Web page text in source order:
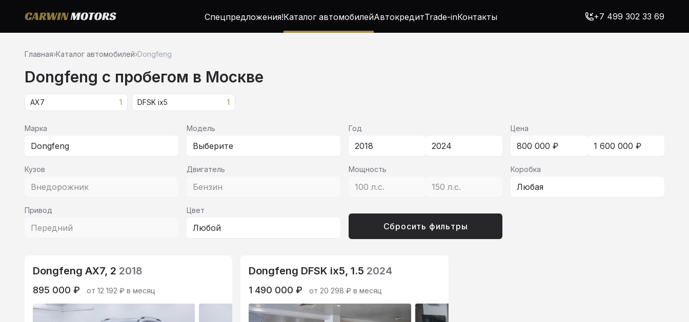
Спецпредложения!Каталог автомобилейАвтокредитTrade-inКонтакты +7 499 302 33 69
Главная›Каталог автомобилей›Dongfeng
Dongfeng c пробегом в Москве
AX7 1 DFSK ix5 1
Марка
Dongfeng
Модель
Выберите
Год
2018 2024
Цена
800 000 ₽ 1 600 000 ₽
Кузов
Внедорожник
Двигатель
Бензин
Мощность
100 л.с. 150 л.с.
Коробка
Любая
Привод
Передний
Цвет
Любой Сбросить фильтры
Dongfeng AX7, 2 2018
895 000 ₽ от 12 192 ₽ в месяц
Dongfeng DFSK ix5, 1.5 2024
1 490 000 ₽ от 20 298 ₽ в месяц